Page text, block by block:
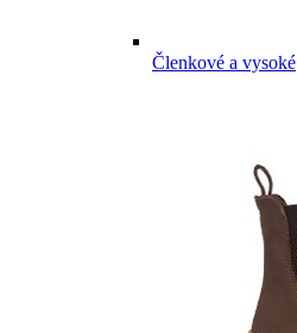
Členkové a vysoké